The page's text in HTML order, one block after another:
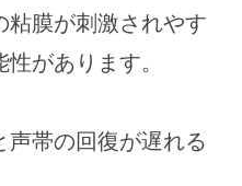
粘膜が刺激されやす
があります。
声帯の回復が遅れる